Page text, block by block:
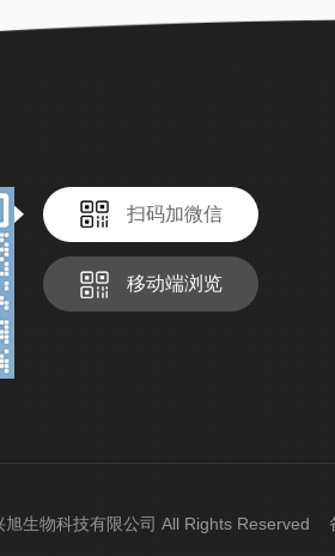
扫码加微信
移动端浏览
旭生物科技有限公司 All Rights Reserved